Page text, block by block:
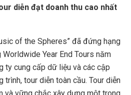
diễn đạt doanh thu cao nhất
of the Spheres” đã đứng hạng
Year End Tours năm
ty cung cấp dữ liệu và các cập
trình, tour diễn toàn cầu. Tour diễn